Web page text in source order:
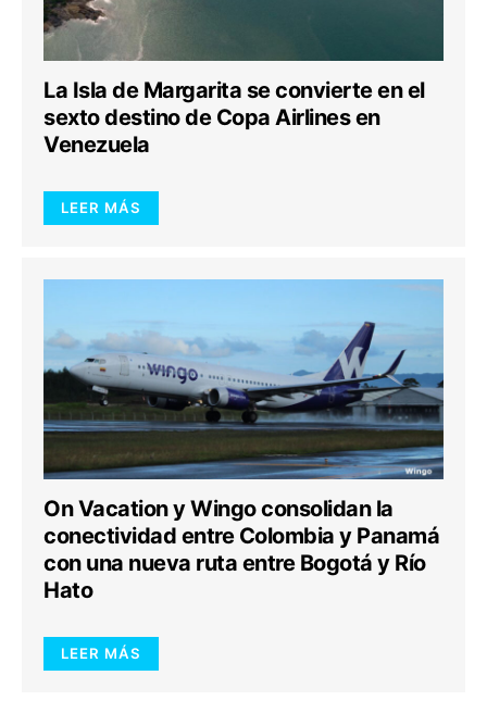
La Isla de Margarita se convierte en el
sexto destino de Copa Airlines en
Venezuela
LEER MÁS
On Vacation y Wingo consolidan la
conectividad entre Colombia y Panamá
con una nueva ruta entre Bogotá y Río
Hato
LEER MÁS